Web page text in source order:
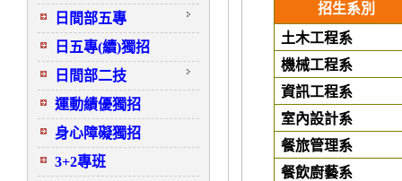
日間部五專
日五專(續)獨招
日間部二技
運動績優獨招
身心障礙獨招
3+2專班
招生系別
土木工程系
機械工程系
資訊工程系
室內設計系
餐旅管理系
餐飲廚藝系